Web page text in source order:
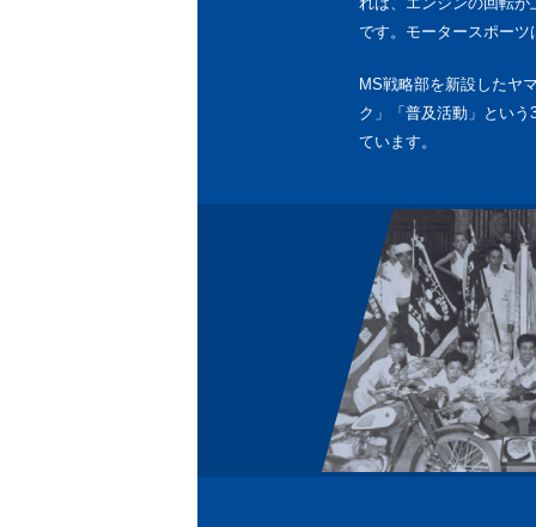
です。モータースポー
MS戦略部を新設したヤ
ク」「普及活動」とい
ています。